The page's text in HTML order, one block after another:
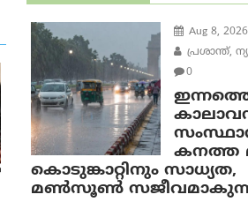
Aug 8, 2026
പ്രശാന്ത്,
0
കനത്ത
കൊടുങ്കാറ്റിനും സാധ്യത,
മൺസൂൺ